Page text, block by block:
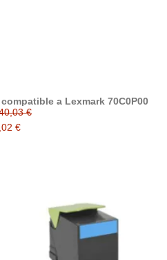
a Lexmark 70C0P00
€
€